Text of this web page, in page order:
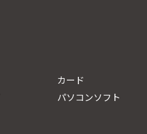
カード
パソコンソフト